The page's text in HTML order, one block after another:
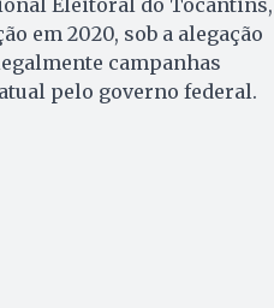
em 2020, sob a alegação
campanhas
pelo governo federal.